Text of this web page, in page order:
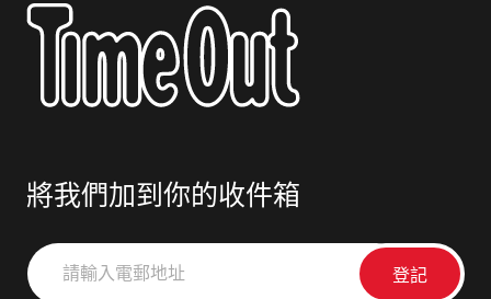
將我們加到你的收件箱
請
輸